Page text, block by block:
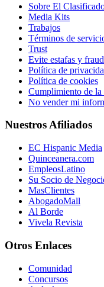
Sobre El
Media Kits
Trabajos
Términos de
Trust
Evite estafas y
Política de
Política de cookies
Cumplimiento de la
No vender mi
Nuestros Afiliados
EC Hispanic Media
Quinceanera.com
EmpleosLatino
Su Socio de
MasClientes
AbogadoMall
Al Borde
Vivela Revista
Otros Enlaces
Comunidad
Concursos